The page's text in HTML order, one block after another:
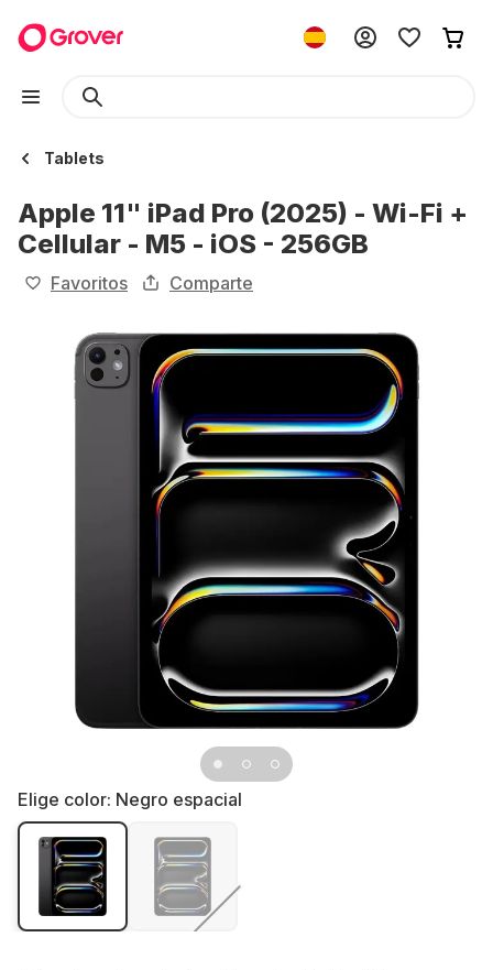
Tablets
Apple 11" iPad Pro (2025) - Wi-Fi +
Cellular - M5 - iOS - 256GB
Favoritos Comparte
Elige color: Negro espacial